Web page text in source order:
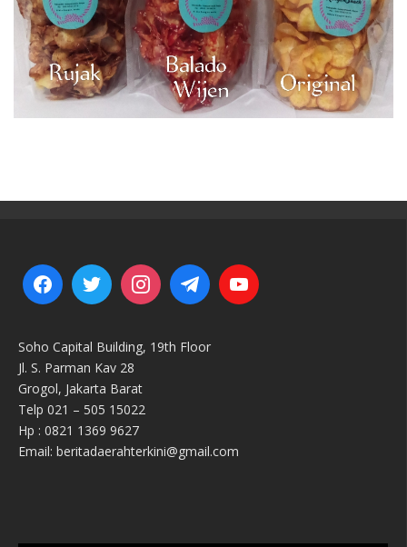
Soho Capital Building, 19th Floor
Jl. S. Parman Kav 28
Grogol, Jakarta Barat
Telp 021 – 505 15022
Hp : 0821 1369 9627
Email: beritadaerahterkini@gmail.com